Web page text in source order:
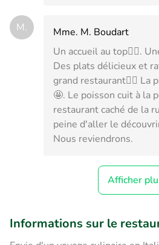
M.
Mme. M. Boudart
Un accueil au top👍🏻.
Des plats délicieux et
grand restaurant👌🏻 La
🤩. Le poisson cuit à la
restaurant caché de la
peine d'aller le découvrir.
Nous reviendrons.
Afficher
Informations sur le